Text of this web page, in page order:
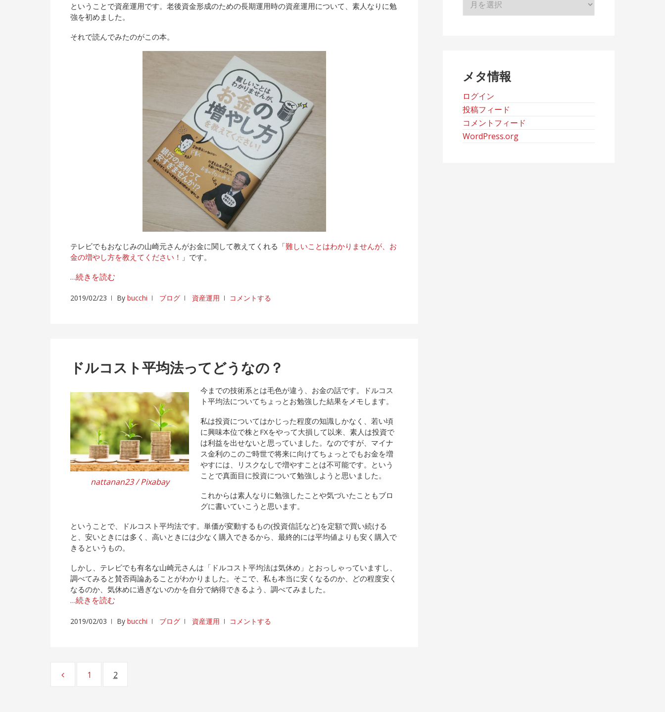
ということで資産運用です。老後資金形成のための長期運用時の資産運用について、素人なりに勉
強を初めました。
それで読んでみたのがこの本。
テレビでもおなじみの山崎元さんがお金に関して教えてくれる「難しいことはわかりませんが、お
金の増やし方を教えてください！ 」です。
…続きを読む
2019/02/23 By bucchi ブログ 資産運用 コメントする
ドルコスト平均法ってどうなの？
nattanan23/ Pixabay
今までの技術系とは毛色が違う、お金の話です。ドルコス
ト平均法についてちょっとお勉強した結果をメモします。
私は投資についてはかじった程度の知識しかなく、若い頃
に興味本位で株とFXをやって大損して以来、素人は投資で
は利益を出せないと思っていました。なのですが、マイナ
ス金利のこのご時世で将来に向けてちょっとでもお金を増
やすには、リスクなしで増やすことは不可能です。という
ことで真面目に投資について勉強しようと思いました。
これからは素人なりに勉強したことや気づいたこともブロ
グに書いていこうと思います。
ということで、ドルコスト平均法です。単価が変動するもの(投資信託など)を定額で買い続ける
と、安いときには多く、高いときには少なく購入できるから、最終的には平均値よりも安く購入で
きるというもの。
しかし、テレビでも有名な山崎元さんは「ドルコスト平均法は気休め」とおっしゃっていますし、
調べてみると賛否両論あることがわかりました。そこで、私も本当に安くなるのか、どの程度安く
なるのか、気休めに過ぎないのかを自分で納得できるよう、調べてみました。
…続きを読む
2019/02/03 By bucchi ブログ 資産運用 コメントする
投
ページ
1 ページ
2
メタ情報
ログイン
投稿フィード
コメントフィード
WordPress.org